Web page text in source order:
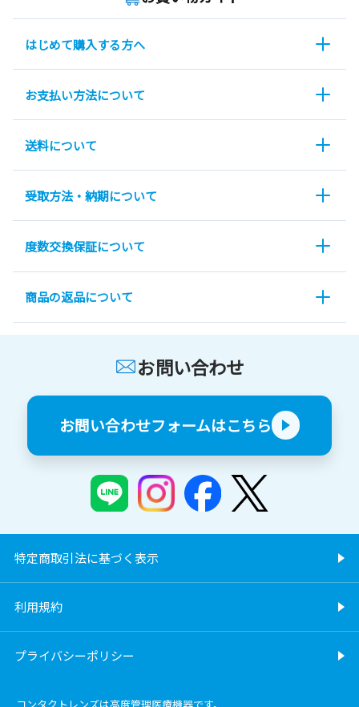
はじめて購入する方へ
お支払い方法について
送料について
受取方法・納期について
度数交換保証について
商品の返品について
お問い合わせ
お問い合わせフォームはこちら
特定商取引法に基づく表示
利用規約
プライバシーポリシー